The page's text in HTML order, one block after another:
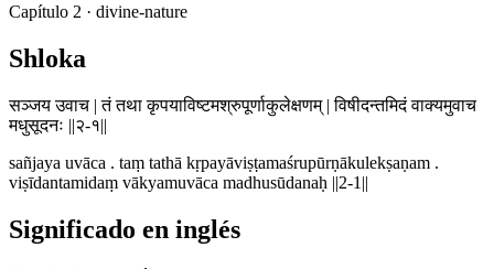
Capítulo 2 · divine-nature
Shloka
सञ्जय उवाच | तं तथा कृपयाविष्टमश्रुपूर्णाकुलेक्षणम् | विषीदन्तमिदं वाक्यमुवाच
मधुसूदनः ||२-१||
sañjaya uvāca . taṃ tathā kṛpayāviṣṭamaśrupūrṇākulekṣaṇam .
viṣīdantamidaṃ vākyamuvāca madhusūdanaḥ ||2-1||
Significado en inglés